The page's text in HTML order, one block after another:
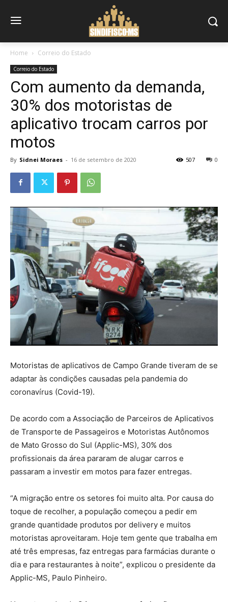
Home Correio do Estado
Correio do Estado
Com aumento da demanda,
30% dos motoristas de
aplicativo trocam carros por
motos
By Sidnei Moraes - 16 de setembro de 2020 0
507
Motoristas de aplicativos de Campo Grande tiveram de se
adaptar às condições causadas pela pandemia do
coronavírus (Covid-19).
De acordo com a Associação de Parceiros de Aplicativos
de Transporte de Passageiros e Motoristas Autônomos
de Mato Grosso do Sul (Applic-MS), 30% dos
profissionais da área pararam de alugar carros e
passaram a investir em motos para fazer entregas.
“A migração entre os setores foi muito alta. Por causa do
toque de recolher, a população começou a pedir em
grande quantidade produtos por delivery e muitos
motoristas aproveitaram. Hoje tem gente que trabalha em
até três empresas, faz entregas para farmácias durante o
dia e para restaurantes à noite”, explicou o presidente da
Applic-MS, Paulo Pinheiro.